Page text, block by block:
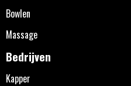
Bowlen
Massage
Bedrijven
Kapper